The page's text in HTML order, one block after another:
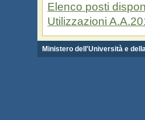
Elenco posti
Utilizzazioni
Ministero dell'Università e